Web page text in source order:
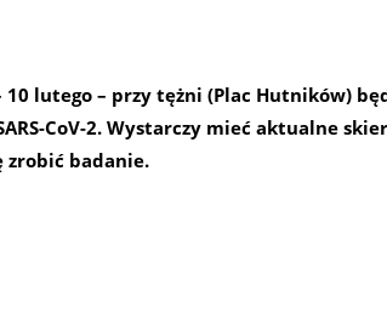
10 lutego – przy tężni (Plac Hutników)
CoV-2. Wystarczy mieć aktualne
zrobić badanie.